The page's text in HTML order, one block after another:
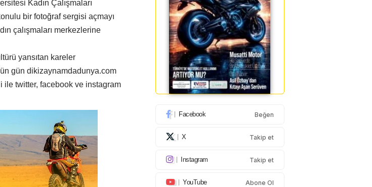
Kadın Çalışmaları
bir fotoğraf sergisi açmayı
çalışmaları merkezlerine
yansıtan kareler
gün dikizaynamdadunya.com
ile twitter, facebook ve instagram
Facebook Beğen
X Takip et
Instagram Takip et
YouTube Abone Ol